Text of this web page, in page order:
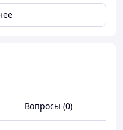
кормления
Также, может
корма для
минералов и
развитие
составу
корм, содержащий
Вопросы (0)